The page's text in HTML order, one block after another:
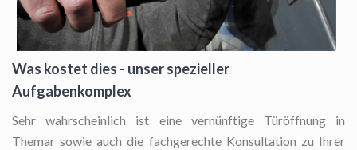
Was kostet dies - unser spezieller
Aufgabenkomplex
Sehr wahrscheinlich ist eine vernünftige Türöffnung in
Themar sowie auch die fachgerechte Konsultation zu Ihrer